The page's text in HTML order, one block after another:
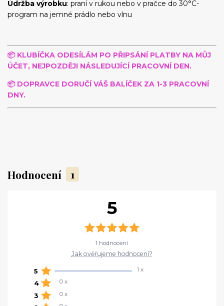
Údržba výrobku: praní v rukou nebo v pračce do 30°C-
program na jemné prádlo nebo vlnu
📦 KLUBÍČKA ODESÍLÁM PO PŘIPSÁNÍ PLATBY NA MŮJ
ÚČET, NEJPOZDĚJI NÁSLEDUJÍCÍ PRACOVNÍ DEN.
📦 DOPRAVCE DORUČÍ VÁŠ BALÍČEK ZA 1-3 PRACOVNÍ
DNY.
Hodnocení 1
5
1 hodnocení
Jak ověřujeme hodnocení?
5 1 x
4 0 x
3 0 x